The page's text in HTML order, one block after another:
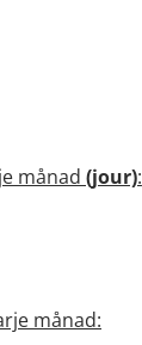
månad (jour):
månad: